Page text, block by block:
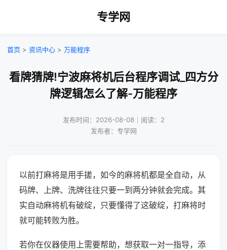
专学网
首页 > 资讯中心 > 万能程序
看牌猜牌!宁波麻将机后台程序调试_四方分
牌逻辑怎么了解-万能程序
发布时间：2026-08-08｜阅读：2
发布者：专学网
以前打麻将是用手搓，如今的麻将机都是全自动，从
码牌、上牌、洗牌往往只要一到两分钟就会完成。其
实自动麻将机有破绽，只要懂得了这破绽，打麻将时
就可能转败为胜。
若你在仪器使用上需要帮助，想获取一对一指导，添